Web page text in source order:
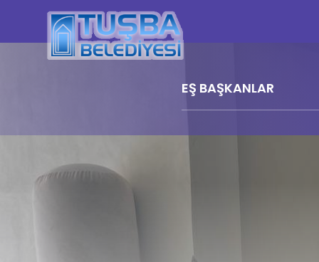
EŞ BAŞKANLAR